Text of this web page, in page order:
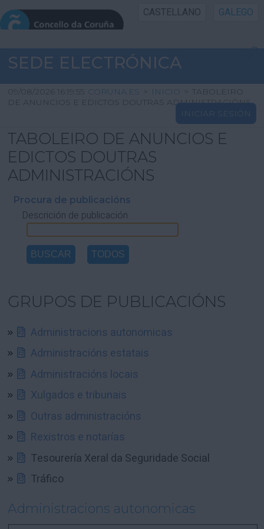
CASTELLANO GALEGO
INICIO SEDE
INICIO
INFORMACIÓN PÚBLICA
CARTAFOL CIDADÁN
UTILIDADES
AXUDA
SEDE ELECTRÓNICA
09/08/2026 16:19:55 CORUNA.ES > INICIO > TABOLEIRO
DE ANUNCIOS E EDICTOS DOUTRAS ADMINISTRACIÓNS
INICIAR SESIÓN
TABOLEIRO DE ANUNCIOS E
EDICTOS DOUTRAS
ADMINISTRACIÓNS
Procura de publicacións
Descrición de publicación
GRUPOS DE PUBLICACIÓNS
Administracions autonomicas
Administracións estatais
Administracións locais
Xulgados e tribunais
Outras administracións
Rexistros e notarías
Tesourería Xeral da Seguridade Social
Tráfico
Administracions autonomicas